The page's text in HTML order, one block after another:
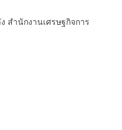
สำนักงานเศรษฐกิจการ